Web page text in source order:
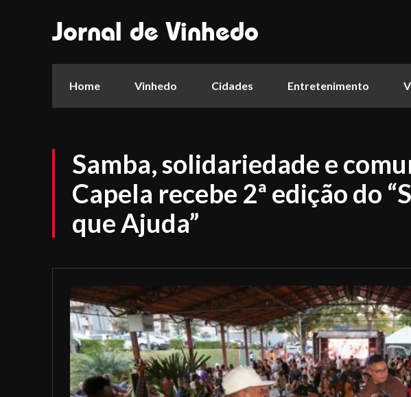
Jornal de Vinhedo
Home Vinhedo Cidades Entretenimento
Samba, solidariedade e
Capela recebe 2ª edição do
que Ajuda”